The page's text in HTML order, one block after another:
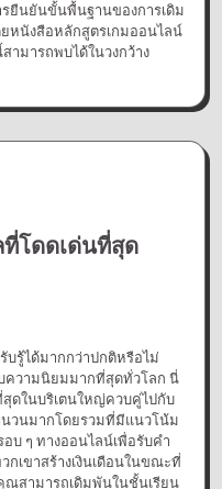
ยืนยันขั้นพื้นฐานของการเดิม
หนังสือหลักสูตรเกมออนไลน์
มารถพบได้ในวงกว้าง
โดดเด่นที่สุด
รู้ได้มากกว่าปกติหรือไม่
ความนิยมมากที่สุดทั่วโลก นี่
ดในบริเตนใหญ่ควบคู่ไปกับ
วนมากโดยรวมที่มีแนวโน้ม
บ ๆ ทางออนไลน์เพื่อรับคำ
เขาสร้างเงินเดือนในขณะที่
ณสามารถเดิมพันในชั้นเรียน